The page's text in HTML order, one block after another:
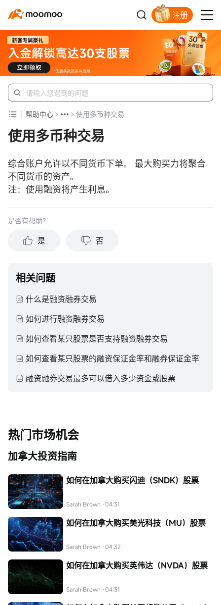
注册
帮助中心 使用多币种交易
使用多币种交易
综合账户允许以不同货币下单。 最大购买力将聚合
不同货币的资产。
注：使用融资将产生利息。
是否有帮助？
是 否
相关问题
什么是融资融券交易
如何进行融资融券交易
如何查看某只股票是否支持融资融券交易
如何查看某只股票的融资保证金率和融券保证金率
融资融券交易最多可以借入多少资金或股票
热门市场机会
加拿大投资指南
如何在加拿大购买闪迪（SNDK）股票
Sarah Brown ·04:31
如何在加拿大购买美光科技（MU）股票
Sarah Brown ·04:32
如何在加拿大购买英伟达（NVDA）股票
Sarah Brown ·04:31